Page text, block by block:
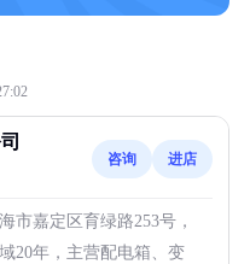
咨询 进店
市嘉定区育绿路253号，
20年，主营配电箱、变